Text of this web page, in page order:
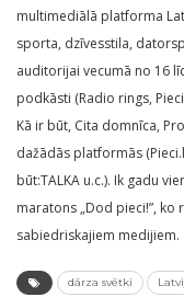
multimediālā platforma
sporta, dzīvesstila,
auditorijai vecumā no 16
podkāsti (Radio rings,
Kā ir būt, Cita domnīca,
dažādās platformās
būt:TALKA u.c.). Ik gadu
maratons „Dod pieci!”,
sabiedriskajiem medijiem.
dārza svētki